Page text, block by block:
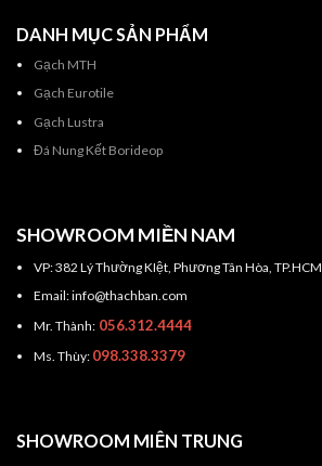
DANH MỤC SẢN PHẨM
Gạch MTH
Gạch Eurotile
Gạch Lustra
Đá Nung Kết Borideop
SHOWROOM MIỀN NAM
VP: 382 Lý Thường KIệt, Phương Tân Hòa, TP.HCM
Email: info@thachban.com
Mr. Thành:056.312.4444
Ms. Thùy: 098.338.3379
SHOWROOM MIÊN TRUNG